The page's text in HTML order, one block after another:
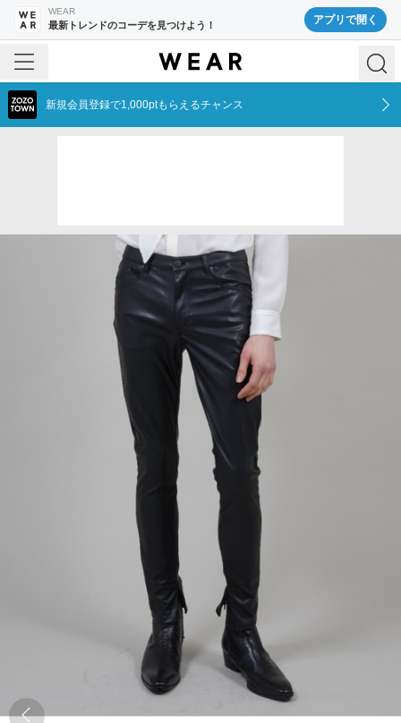
WEAR
最新トレンドのコーデを見つけよう！ アプリで開く
新規会員登録で1,000ptもらえるチャンス